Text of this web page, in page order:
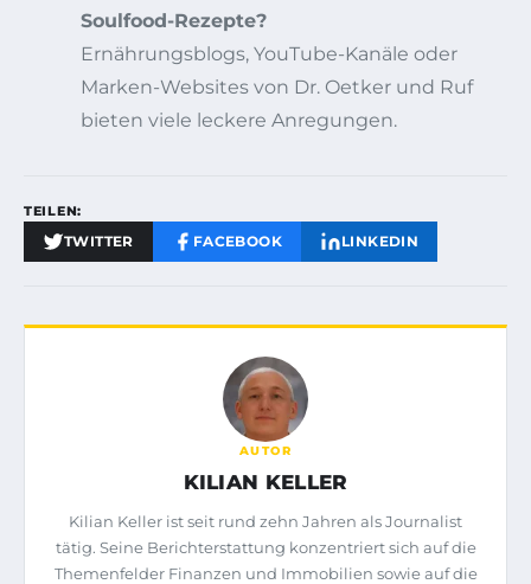
Soulfood-Rezepte?
Ernährungsblogs, YouTube-Kanäle oder
Marken-Websites von Dr. Oetker und Ruf
bieten viele leckere Anregungen.
TEILEN:
TWITTER FACEBOOK LINKEDIN
AUTOR
KILIAN KELLER
Kilian Keller ist seit rund zehn Jahren als Journalist
tätig. Seine Berichterstattung konzentriert sich auf die
Themenfelder Finanzen und Immobilien sowie auf die